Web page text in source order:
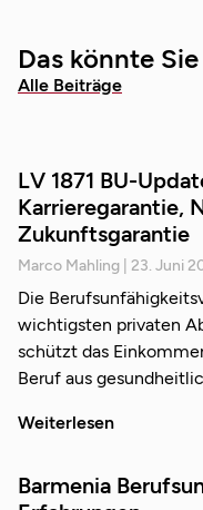
Das könnte
Alle Beiträge
LV 1871 BU-
Karrieregarantie,
Zukunftsgarantie
Marco Mahling 23. Juni
Die
wichtigsten privaten
schützt das
Beruf aus
Weiterlesen
Barmenia